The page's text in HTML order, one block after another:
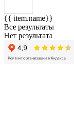
{{ item.name}}
Все результаты
Нет результата